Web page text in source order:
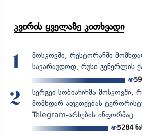
კვირის ყველაზე კითხვადი
1
მოსკოვში, რესტორანში
სავარაუდოდ, რუსი გენერლის
2
სერგეი სობიანინმა მოსკოვში,
მომხდარ აფეთქებას
Telegram-არხების ინფორმაც...
5284